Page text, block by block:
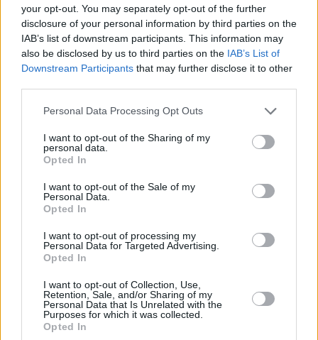
your opt-out. You may separately opt-out of the further
disclosure of your personal information by third parties on the
IAB’s list of downstream participants. This information may
also be disclosed by us to third parties on the IAB’s List of
Downstream Participants that may further disclose it to other
Personal Data Processing Opt Outs
I want to opt-out of the Sharing of my
personal data.
Opted In
I want to opt-out of the Sale of my
Personal Data.
Opted In
I want to opt-out of processing my
Personal Data for Targeted Advertising.
Opted In
I want to opt-out of Collection, Use,
Retention, Sale, and/or Sharing of my
Personal Data that Is Unrelated with the
Purposes for which it was collected.
Opted In
Rätsel um Flug 2501 (USA ,2019
Folge 14 Staffel 6